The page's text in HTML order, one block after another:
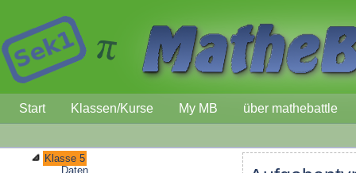
Start Klassen/Kurse My MB über mathebattle
Klasse 5
Daten